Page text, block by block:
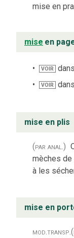
mise en
mise en
VOIR
VOIR
mise en plis
(par anal.)
mèches
à les
mise en
mod.transp.